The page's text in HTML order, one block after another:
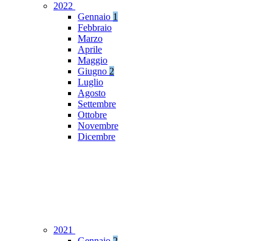
2022
Gennaio 1
Febbraio
Marzo
Aprile
Maggio
Giugno 2
Luglio
Agosto
Settembre
Ottobre
Novembre
Dicembre
2021